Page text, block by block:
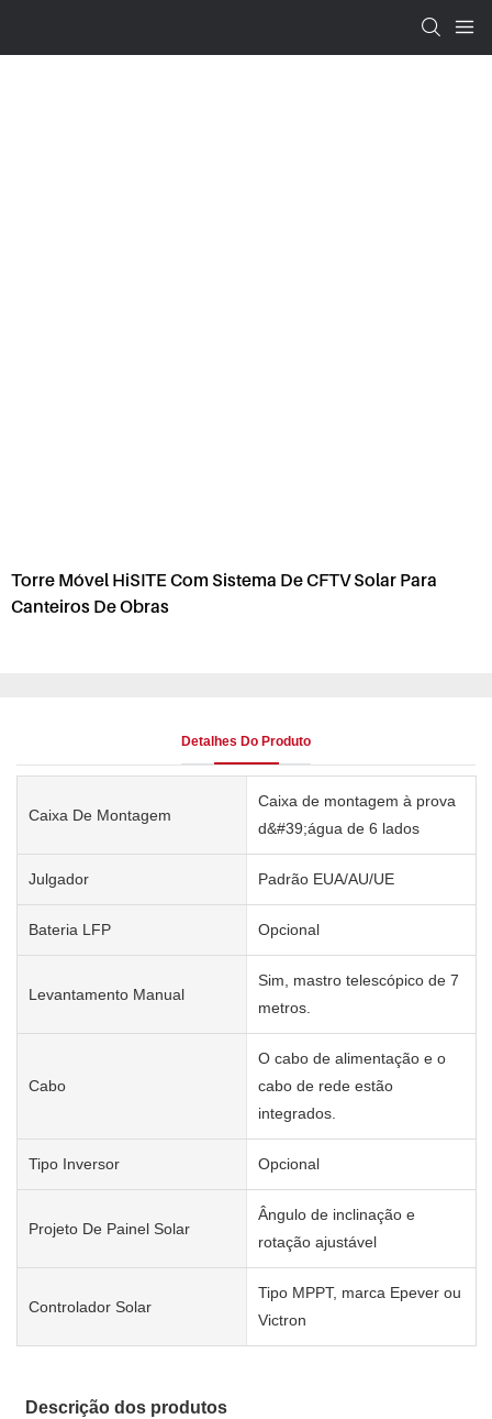
Torre Móvel HiSITE Com Sistema De CFTV Solar Para
Canteiros De Obras
Detalhes Do Produto
Caixa De Montagem
Caixa de montagem à prova
d&#39;água de 6 lados
Julgador Padrão EUA/AU/UE
Bateria LFP Opcional
Levantamento Manual
Sim, mastro telescópico de 7
metros.
Cabo
O cabo de alimentação e o
cabo de rede estão
integrados.
Tipo Inversor Opcional
Projeto De Painel Solar
Ângulo de inclinação e
rotação ajustável
Controlador Solar
Tipo MPPT, marca Epever ou
Victron
Descrição dos produtos